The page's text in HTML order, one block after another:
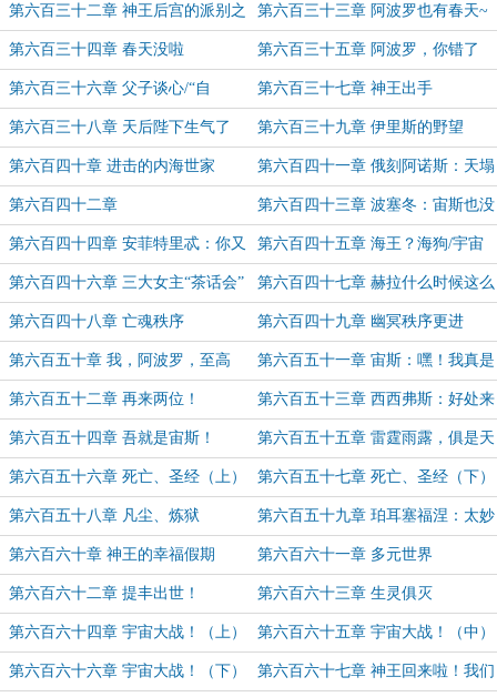
公
第六百三十二章 神王后宫的派别之
分
第六百三十三章 阿波罗也有春天~
第六百三十四章 春天没啦 第六百三十五章 阿波罗，你错了
第六百三十六章 父子谈心/“自
我”（9K）
第六百三十七章 神王出手
第六百三十八章 天后陛下生气了 第六百三十九章 伊里斯的野望
第六百四十章 进击的内海世家 第六百四十一章 俄刻阿诺斯：天塌
啦！
第六百四十二章 第六百四十三章 波塞冬：宙斯也没
我幸运！
第六百四十四章 安菲特里忒：你又
有孩子啦！
第六百四十五章 海王？海狗/宇宙
三大女主齐聚！
第六百四十六章 三大女主“茶话会” 第六百四十七章 赫拉什么时候这么
大度包容了？！
第六百四十八章 亡魂秩序 第六百四十九章 幽冥秩序更进
第六百五十章 我，阿波罗，至高
神！
第六百五十一章 宙斯：嘿！我真是
要气笑了
第六百五十二章 再来两位！ 第六百五十三章 西西弗斯：好处来
啦
第六百五十四章 吾就是宙斯！
（6.9K）
第六百五十五章 雷霆雨露，俱是天
恩
第六百五十六章 死亡、圣经（上） 第六百五十七章 死亡、圣经（下）
第六百五十八章 凡尘、炼狱 第六百五十九章 珀耳塞福涅：太妙
了！
第六百六十章 神王的幸福假期 第六百六十一章 多元世界
第六百六十二章 提丰出世！ 第六百六十三章 生灵俱灭
第六百六十四章 宇宙大战！（上） 第六百六十五章 宇宙大战！（中）
第六百六十六章 宇宙大战！（下） 第六百六十七章 神王回来啦！我们